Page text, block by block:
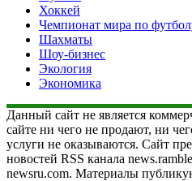
Хоккей
Чемпионат мира по
Шахматы
Шоу-бизнес
Экология
Экономика
Данный сайт не является
сайте ни чего не продают, ни
услуги не оказываются. Сайт
новостей RSS канала
newsru.com. Материалы